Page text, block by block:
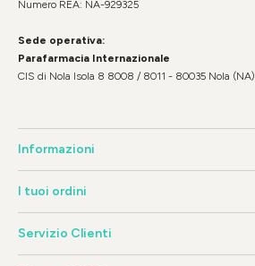
Numero REA: NA-929325
Sede operativa:
Parafarmacia Internazionale
CIS di Nola Isola 8 8008 / 8011 - 80035 Nola (NA)
Informazioni
I tuoi ordini
Servizio Clienti